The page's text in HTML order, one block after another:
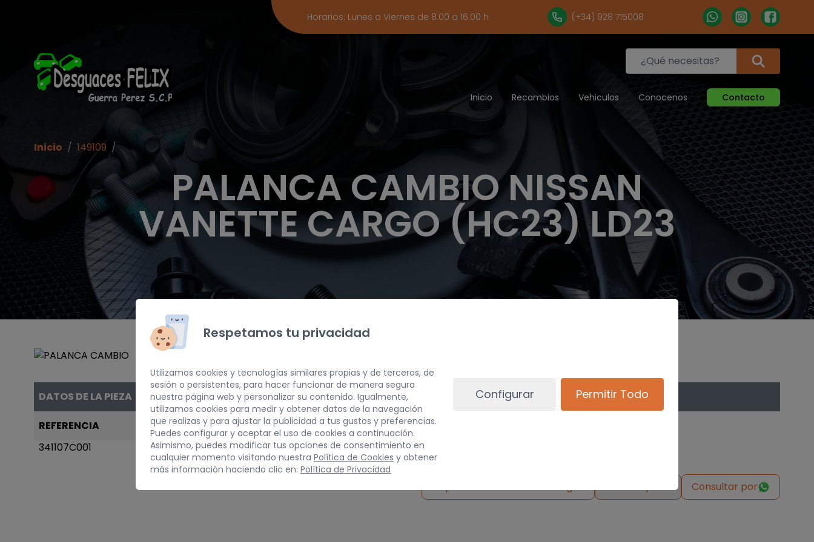
Horarios: Lunes a Viernes de 8.00 a 16.00 h (+34) 928 715008
Inicio Recambios Vehiculos Conocenos Contacto
PALANCA CAMBIO NISSAN
VANETTE CARGO (HC23) LD23
Inicio / 149109 /
DATOS DE LA PIEZA
REFERENCIA
341107C001
AÑO
1997
PESO
5 kg
Inspeccionar vehículo de origen Solicitar pieza Consultar por
Respetamos tu privacidad
Utilizamos cookies y tecnologías similares propias y de terceros, de
sesión o persistentes, para hacer funcionar de manera segura
nuestra página web y personalizar su contenido. Igualmente,
utilizamos cookies para medir y obtener datos de la navegación
que realizas y para ajustar la publicidad a tus gustos y preferencias.
Puedes configurar y aceptar el uso de cookies a continuación.
Asimismo, puedes modificar tus opciones de consentimiento en
cualquier momento visitando nuestra Política de Cookies y obtener
más información haciendo clic en: Política de Privacidad
Configurar Permitir Todo